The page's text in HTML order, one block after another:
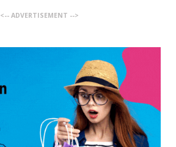
<-- ADVERTISEMENT -->